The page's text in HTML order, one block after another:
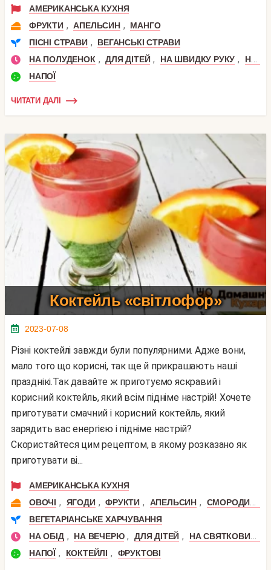
АМЕРИКАНСЬКА КУХНЯ
ФРУКТИ , АПЕЛЬСИН ,
МАНГО
ПІСНІ СТРАВИ ,
ВЕГАНСЬКІ СТРАВИ
НА ПОЛУДЕНОК , ДЛЯ ДІТЕЙ , НА ШВИДКУ РУКУ ,
НА СНІДАНОК
НАПОЇ
ЧИТАТИ ДАЛІ
Коктейль «світлофор»
2023-07-08
Різні коктейлі завжди були популярними. Адже вони,
мало того що корисні, так ще й прикрашають наші
празднікі.Так давайте ж приготуємо яскравий і
корисний коктейль, який всім підніме настрій! Хочете
приготувати смачний і корисний коктейль, який
зарядить вас енергією і підніме настрій?
Скористайтеся цим рецептом, в якому розказано як
приготувати ві...
АМЕРИКАНСЬКА КУХНЯ
ОВОЧІ , ЯГОДИ , ФРУКТИ , АПЕЛЬСИН , СМОРОДИНА
ВЕГЕТАРІАНСЬКЕ ХАРЧУВАННЯ
НА ОБІД , НА ВЕЧЕРЮ , ДЛЯ ДІТЕЙ ,
НА СВЯТКОВИЙ СТІЛ
НАПОЇ , КОКТЕЙЛІ , ФРУКТОВІ